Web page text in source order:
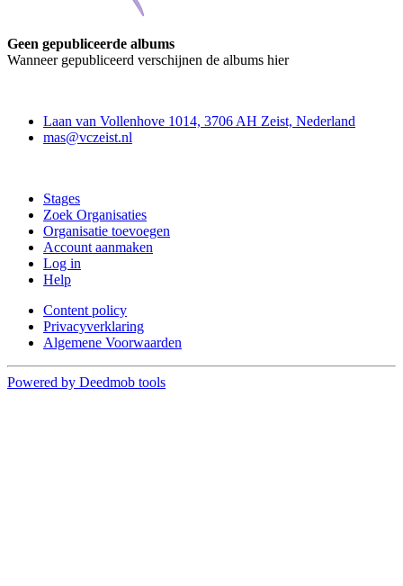
Geen gepubliceerde albums
Wanneer gepubliceerd verschijnen de albums hier
Laan van Vollenhove 1014, 3706 AH Zeist, Nederland
mas@vczeist.nl
Stages
Zoek Organisaties
Organisatie toevoegen
Account aanmaken
Log in
Help
Content policy
Privacyverklaring
Algemene Voorwaarden
Powered by Deedmob tools